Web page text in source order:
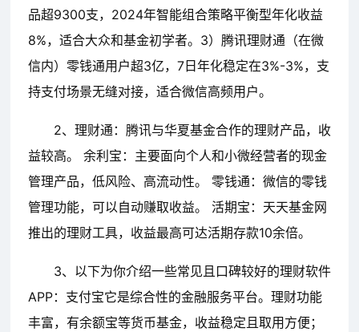
品超9300支，2024年智能组合策略平衡型年化收益
8%，适合大众和基金初学者。3）腾讯理财通（在微
信内）零钱通用户超3亿，7日年化稳定在3%-3%，支
持支付场景无缝对接，适合微信高频用户。
2、理财通：腾讯与华夏基金合作的理财产品，收
益较高。 余利宝：主要面向个人和小微经营者的现金
管理产品，低风险、高流动性。 零钱通：微信的零钱
管理功能，可以自动赚取收益。 活期宝：天天基金网
推出的理财工具，收益最高可达活期存款10余倍。
3、以下为你介绍一些常见且口碑较好的理财软件
APP：支付宝它是综合性的金融服务平台。理财功能
丰富，有余额宝等货币基金，收益稳定且取用方便；